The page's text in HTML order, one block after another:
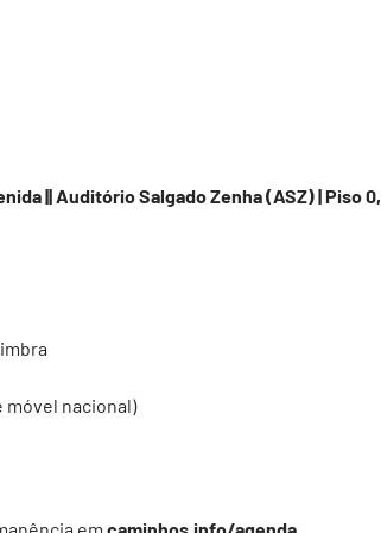
|| Auditório Salgado Zenha (ASZ) | Piso 0,
móvel nacional)